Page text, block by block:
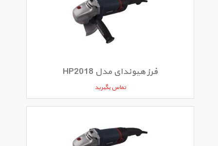
فرز هیوندای مدل HP2018
تماس بگیرید